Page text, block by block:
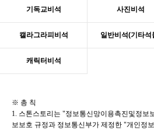
기독교비석 사진비석
캘라그라피비석 일반비석(기타석
캐릭터비석
※ 총 칙
1. 스톤스토리는 "정보통신망이용촉진및정보
보보호 규정과 정보통신부가 제정한 "개인정